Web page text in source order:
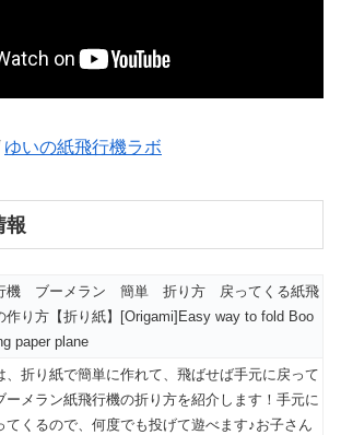
ゆいの紙飛行機ラボ
報
機 ブーメラン 簡単 折り方 戻ってくる紙飛
作り方【折り紙】[Origami]Easy way to fold Boo
paper plane
、折り紙で簡単に作れて、飛ばせば手元に戻って
ーメラン紙飛行機の折り方を紹介します！手元に
てくるので、何度でも投げて遊べます♪お子さん